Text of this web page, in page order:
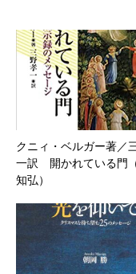
クニィ・ベルガー著／
一訳 開かれている門
知弘）